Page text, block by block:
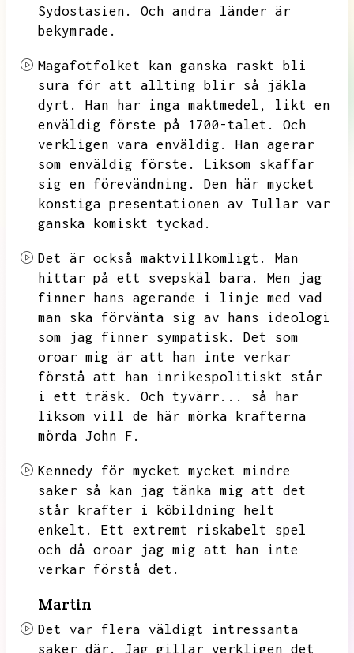
Sydostasien.
Och andra länder är
bekymrade.
Magafotfolket kan ganska raskt bli
sura för att allting blir så jäkla
dyrt.
Han har inga maktmedel,
likt en
enväldig förste på
1700-talet.
Och
verkligen vara enväldig.
Han agerar
som enväldig förste.
Liksom skaffar
sig en förevändning.
Den här mycket
konstiga presentationen av Tullar var
ganska komiskt tyckad.
Det är också maktvillkomligt.
Man
hittar på ett svepskäl bara.
Men jag
finner hans agerande i linje med vad
man ska förvänta sig av hans ideologi
som jag finner sympatisk.
Det som
oroar mig är att han inte verkar
förstå att han inrikespolitiskt står
i ett träsk.
Och tyvärr...
så har
liksom vill de här mörka krafterna
mörda John F.
Kennedy för mycket mycket mindre
saker så kan jag tänka mig att det
står krafter i köbildning helt
enkelt.
Ett extremt riskabelt spel
och då oroar jag mig att han inte
verkar förstå det.
Martin
Det var flera väldigt intressanta
saker där.
Jag gillar verkligen det